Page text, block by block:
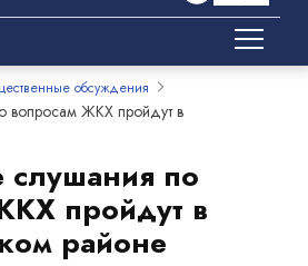
обсуждения
вопросам ЖКХ пройдут в
по
пройдут в
районе